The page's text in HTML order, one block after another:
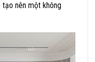
tạo nên một không